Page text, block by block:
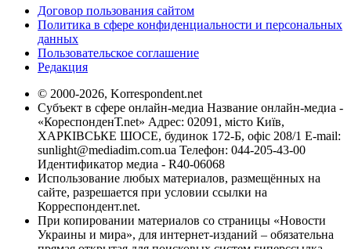
Договор пользования сайтом
Политика в сфере конфиденциальности и персональных
данных
Пользовательское соглашение
Редакция
© 2000-2026, Korrespondent.net
Субъект в сфере онлайн-медиа Название онлайн-медиа -
«КореспонденТ.net» Адрес: 02091, місто Київ,
ХАРКІВСЬКЕ ШОСЕ, будинок 172-Б, офіс 208/1 E-mail:
sunlight@mediadim.com.ua Телефон: 044-205-43-00
Идентификатор медиа - R40-06068
Использование любых материалов, размещённых на
сайте, разрешается при условии ссылки на
Корреспондент.net.
При копировании материалов со страницы «Новости
Украины и мира», для интернет-изданий – обязательна